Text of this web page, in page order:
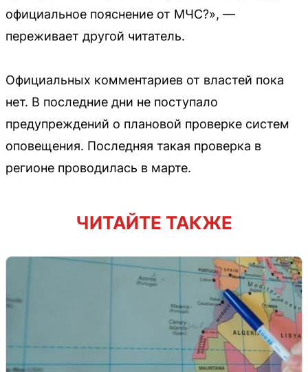
официальное пояснение от МЧС?», —
переживает другой читатель.
Официальных комментариев от властей пока
нет. В последние дни не поступало
предупреждений о плановой проверке систем
оповещения. Последняя такая проверка в
регионе проводилась в марте.
ЧИТАЙТЕ ТАКЖЕ